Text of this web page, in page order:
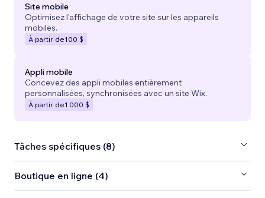
Site mobile
Optimisez l'affichage de votre site sur les appareils
mobiles.
À partir de100 $
Appli mobile
Concevez des appli mobiles entièrement
personnalisées, synchronisées avec un site Wix.
À partir de1 000 $
Tâches spécifiques (8)
Boutique en ligne (4)